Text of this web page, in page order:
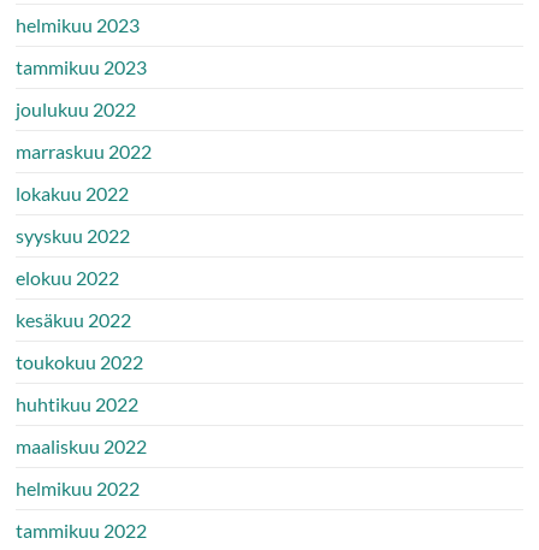
helmikuu 2023
tammikuu 2023
joulukuu 2022
marraskuu 2022
lokakuu 2022
syyskuu 2022
elokuu 2022
kesäkuu 2022
toukokuu 2022
huhtikuu 2022
maaliskuu 2022
helmikuu 2022
tammikuu 2022